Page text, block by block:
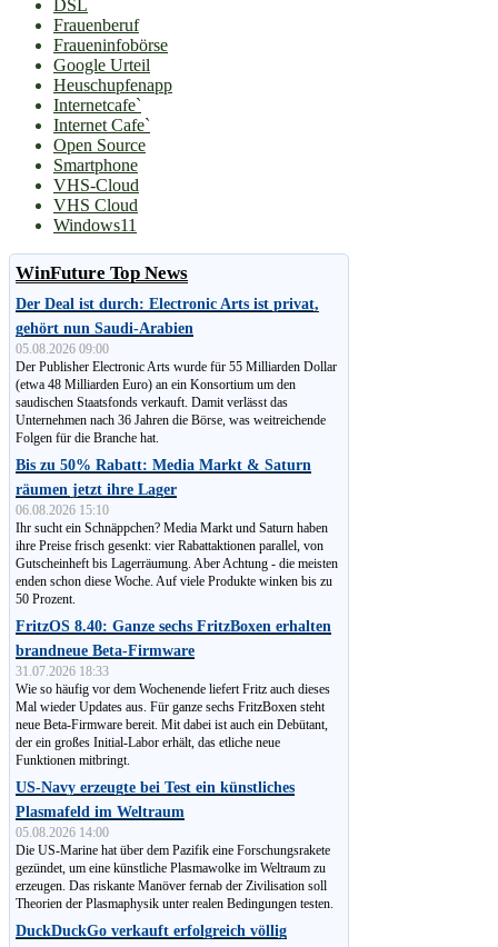
DSL
Frauenberuf
Fraueninfobörse
Google Urteil
Heuschupfenapp
Internetcafe`
Internet Cafe`
Open Source
Smartphone
VHS-Cloud
VHS Cloud
Windows11
WinFuture Top News
Der Deal ist durch: Electronic Arts ist privat,
gehört nun Saudi-Arabien
05.08.2026 09:00
Der Publisher Electronic Arts wurde für 55 Milliarden Dollar
(etwa 48 Milliarden Euro) an ein Konsortium um den
saudischen Staatsfonds verkauft. Damit verlässt das
Unternehmen nach 36 Jahren die Börse, was weitreichende
Folgen für die Branche hat.
Bis zu 50% Rabatt: Media Markt & Saturn
räumen jetzt ihre Lager
06.08.2026 15:10
Ihr sucht ein Schnäppchen? Media Markt und Saturn haben
ihre Preise frisch gesenkt: vier Rabattaktionen parallel, von
Gut­schein­heft bis Lagerräumung. Aber Achtung - die meisten
enden schon diese Woche. Auf viele Produkte winken bis zu
50 Prozent.
FritzOS 8.40: Ganze sechs FritzBoxen erhalten
brandneue Beta-Firmware
31.07.2026 18:33
Wie so häufig vor dem Wochenende liefert Fritz auch dieses
Mal wieder Updates aus. Für ganze sechs FritzBoxen steht
neue Beta-Firmware bereit. Mit dabei ist auch ein Debütant,
der ein großes Initial-Labor erhält, das etliche neue
Funktionen mitbringt.
US-Navy erzeugte bei Test ein künstliches
Plasmafeld im Weltraum
05.08.2026 14:00
Die US-Marine hat über dem Pazifik eine Forschungsrakete
gezündet, um eine künstliche Plasmawolke im Weltraum zu
erzeugen. Das riskante Manöver fernab der Zivilisation soll
Theorien der Plasmaphysik unter realen Bedingungen testen.
DuckDuckGo verkauft erfolgreich völlig